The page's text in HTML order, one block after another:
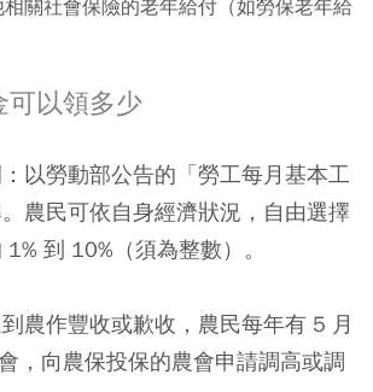
關社會保險的老年給付（如勞保老年給
可以領多少
以勞動部公告的「勞工每月基本工
農民可依自身經濟狀況，自由選擇
到 10%（須為整數）。
農作豐收或歉收，農民每年有 5 月
，向農保投保的農會申請調高或調